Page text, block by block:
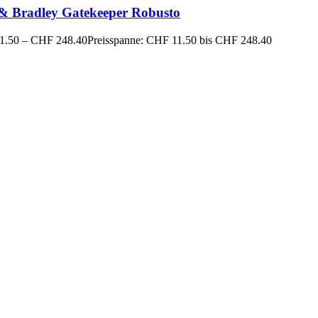
Bradley Gatekeeper Robusto
– CHF 248.40Preisspanne: CHF 11.50 bis CHF 248.40